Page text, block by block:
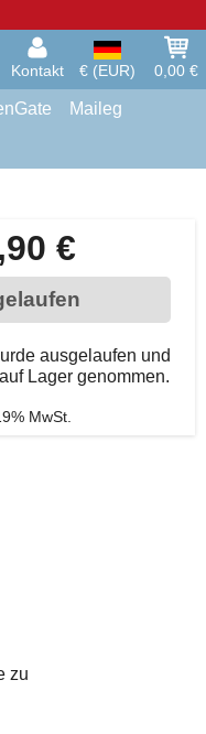
Kontakt € (EUR) 0,00 €
Maileg
€
ausgelaufen und
Lager genommen.
MwSt.
zu